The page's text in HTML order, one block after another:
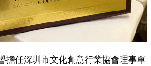
擔任深圳市文化創意行業協會理事單